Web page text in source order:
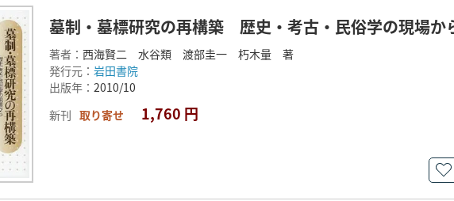
墓制・墓標研究の再構築 歴史・考古・民俗学の現場か
著者： 西海賢二 水谷類 渡部圭一 朽木量 著
発行元： 岩田書院
出版年： 2010/10
新刊 取り寄せ 1,760 円